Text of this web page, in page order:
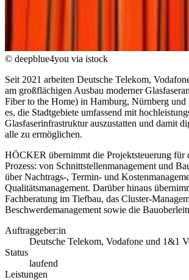
© deepblue4you via istock
Seit 2021 arbeiten Deutsche Telekom,
am großflächigen Ausbau moderner
Fiber to the Home) in Hamburg, Nürnberg
es, die Stadtgebiete umfassend mit
Glasfaserinfrastruktur auszustatten und damit
alle zu ermöglichen.
HÖCKER übernimmt die Projektsteuerung für
Prozess: von Schnittstellenmanagement und
über Nachtrags-, Termin- und
Qualitätsmanagement. Darüber hinaus
Fachberatung im Tiefbau, das Cluster-
Beschwerdemanagement sowie die
Auftraggeber:in
Deutsche Telekom, Vodafone und 1&1
Status
laufend
Leistungen